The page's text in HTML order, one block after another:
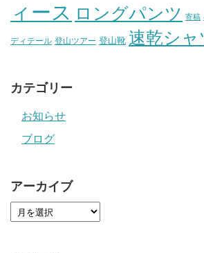
ィース ロングパンツ 寄稿
ディテール 登山ツアー 登山靴 速乾シャ
カテゴリー
お知らせ
ブログ
アーカイブ